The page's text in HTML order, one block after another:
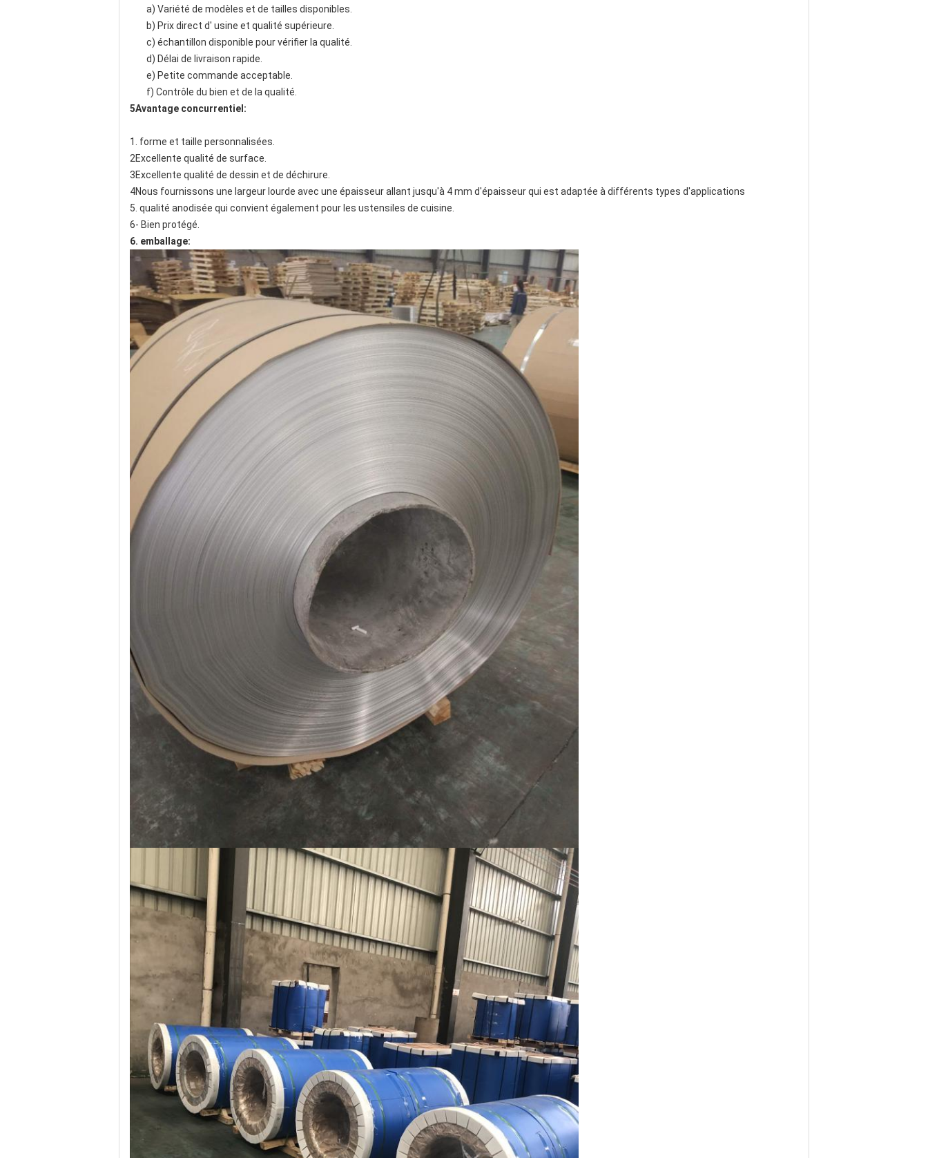
a) Variété de modèles et de tailles disponibles.
b) Prix direct d' usine et qualité supérieure.
c) échantillon disponible pour vérifier la qualité.
d) Délai de livraison rapide.
e) Petite commande acceptable.
f) Contrôle du bien et de la qualité.
5Avantage concurrentiel:
1. forme et taille personnalisées.
2Excellente qualité de surface.
3Excellente qualité de dessin et de déchirure.
4Nous fournissons une largeur lourde avec une épaisseur allant jusqu'à 4 mm d'épaisseur qui est adaptée à différents types d'applications
5. qualité anodisée qui convient également pour les ustensiles de cuisine.
6- Bien protégé.
6. emballage: